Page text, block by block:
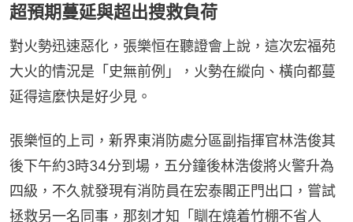
超預期蔓延與超出搜救負荷
對火勢迅速惡化，張樂恒在聽證會上說，這次宏福苑
大火的情況是「史無前例」，火勢在縱向、橫向都蔓
延得這麼快是好少見。
張樂恒的上司，新界東消防處分區副指揮官林浩俊其
後下午約3時34分到場，五分鐘後林浩俊將火警升為
四級，不久就發現有消防員在宏泰閣正門出口，嘗試
拯救另一名同事，那刻才知「瞓在燒着竹棚不省人